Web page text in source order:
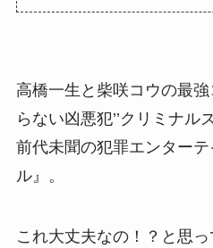
高橋一生と柴咲コウの最
らない凶悪犯’’クリミナル
前代未聞の犯罪エンター
ル』。
これ大丈夫なの！？と思